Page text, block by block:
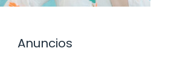
Anuncios